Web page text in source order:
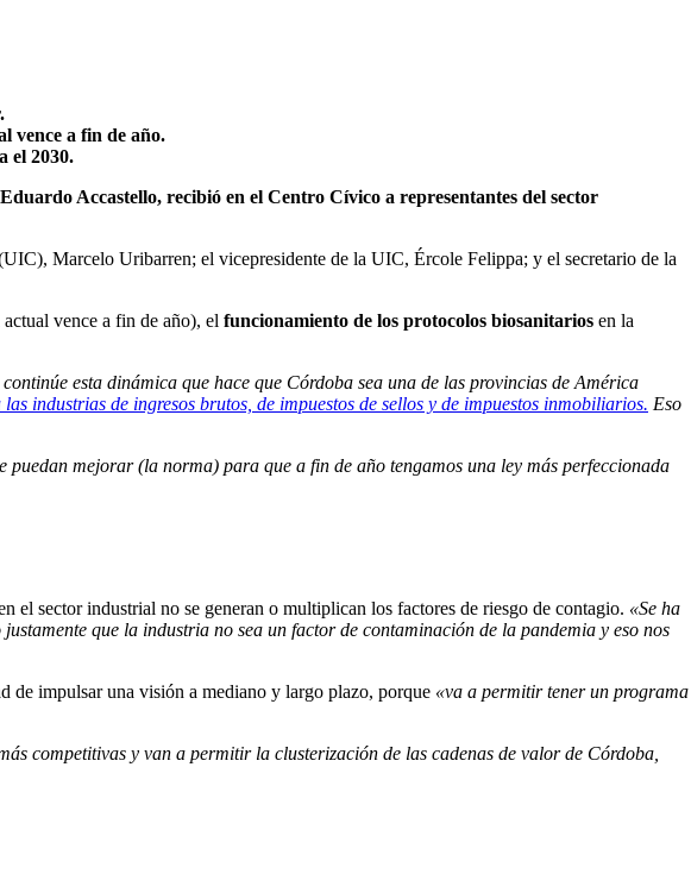
vence a fin de año.
el 2030.
Accastello, recibió en el Centro Cívico a representantes del sector
Marcelo Uribarren; el vicepresidente de la UIC, Ércole Felippa; y el secretario de la
actual vence a fin de año), el funcionamiento de los protocolos biosanitarios en la
esta dinámica que hace que Córdoba sea una de las provincias de América
industrias de ingresos brutos, de impuestos de sellos y de impuestos inmobiliarios. Eso
mejorar (la norma) para que a fin de año tengamos una ley más perfeccionada
el sector industrial no se generan o multiplican los factores de riesgo de contagio. «Se ha
que la industria no sea un factor de contaminación de la pandemia y eso nos
de impulsar una visión a mediano y largo plazo, porque «va a permitir tener un programa
competitivas y van a permitir la clusterización de las cadenas de valor de Córdoba,